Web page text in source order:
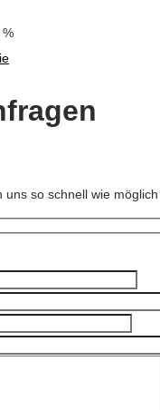
so schnell wie möglich